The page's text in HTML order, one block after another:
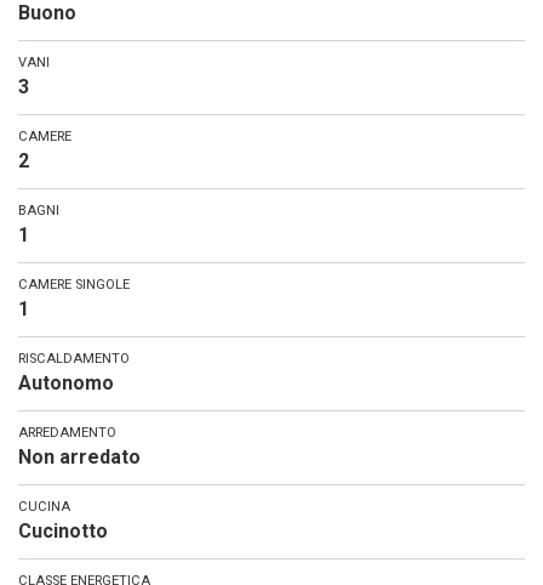
Buono
VANI
3
CAMERE
2
BAGNI
1
CAMERE SINGOLE
1
RISCALDAMENTO
Autonomo
ARREDAMENTO
Non arredato
CUCINA
Cucinotto
CLASSE ENERGETICA